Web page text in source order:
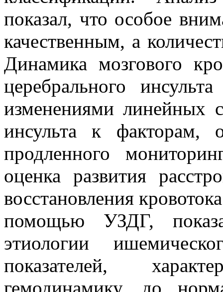
показал, что особое
качественным, а
Динамика мозгового
церебрального
изменениями линейных
инсульта к факторам,
продленного
оценка развития
восстановления
помощью УЗДГ,
этиологии
показателей,
гемодинамику, до